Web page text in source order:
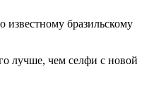
известному бразильскому
лучше, чем селфи с новой